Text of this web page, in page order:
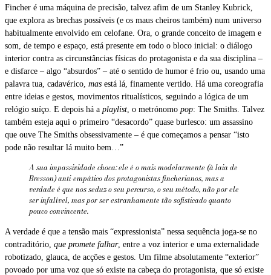
Fincher é uma máquina de precisão, talvez afim de um Stanley Kubrick,
que explora as brechas possíveis (e os maus cheiros também) num universo
habitualmente envolvido em celofane. Ora, o grande conceito de imagem e
som, de tempo e espaço, está presente em todo o bloco inicial: o diálogo
interior contra as circunstâncias físicas do protagonista e da sua disciplina –
e disfarce – algo “absurdos” – até o sentido de humor é frio ou, usando uma
palavra tua, cadavérico, mas está lá, finamente vertido. Há uma coreografia
entre ideias e gestos, movimentos ritualísticos, seguindo a lógica de um
relógio suíço. E depois há a playlist , o metrónomo pop: The Smiths. Talvez
também esteja aqui o primeiro “desacordo” quase burlesco: um assassino
que ouve The Smiths obsessivamente – é que começamos a pensar “isto
pode não resultar lá muito bem…”
A sua impassividade choca: ele é o mais modelarmente (à laia de
Bresson) anti-empático dos protagonistas fincherianos, mas a
verdade é que nos seduz o seu percurso, o seu método, não por ele
ser infalível, mas por ser estranhamente tão sofisticado quanto
pouco convincente.
A verdade é que a tensão mais “expressionista” nessa sequência joga-se no
contraditório, que promete falhar, entre a voz interior e uma externalidade
robotizado, glauca, de acções e gestos. Um filme absolutamente “exterior”
povoado por uma voz que só existe na cabeça do protagonista, que só existe